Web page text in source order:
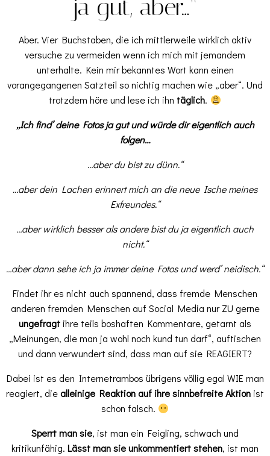
ja gut, aber…“
Aber. Vier Buchstaben, die ich mittlerweile wirklich aktiv
versuche zu vermeiden wenn ich mich mit jemandem
unterhalte. Kein mir bekanntes Wort kann einen
vorangegangenen Satzteil so nichtig machen wie „aber“. Und
trotzdem höre und lese ich ihn täglich.
„Ich find’ deine Fotos ja gut und würde dir eigentlich auch
folgen…
…aber du bist zu dünn.“
…aber dein Lachen erinnert mich an die neue Ische meines
Exfreundes.“
…aber wirklich besser als andere bist du ja eigentlich auch
nicht.“
…aber dann sehe ich ja immer deine Fotos und werd’ neidisch.“
Findet ihr es nicht auch spannend, dass fremde Menschen
anderen fremden Menschen auf Social Media nur ZU gerne
ungefragt ihre teils boshaften Kommentare, getarnt als
„Meinungen, die man ja wohl noch kund tun darf“, auftischen
und dann verwundert sind, dass man auf sie REAGIERT?
Dabei ist es den Internetrambos übrigens völlig egal WIE man
reagiert, diealleinige Reaktion auf ihre sinnbefreite Aktion ist
schon falsch.
Sperrt man sie, ist man ein Feigling, schwach und
kritikunfähig. Lässt man sie unkommentiert stehen, ist man